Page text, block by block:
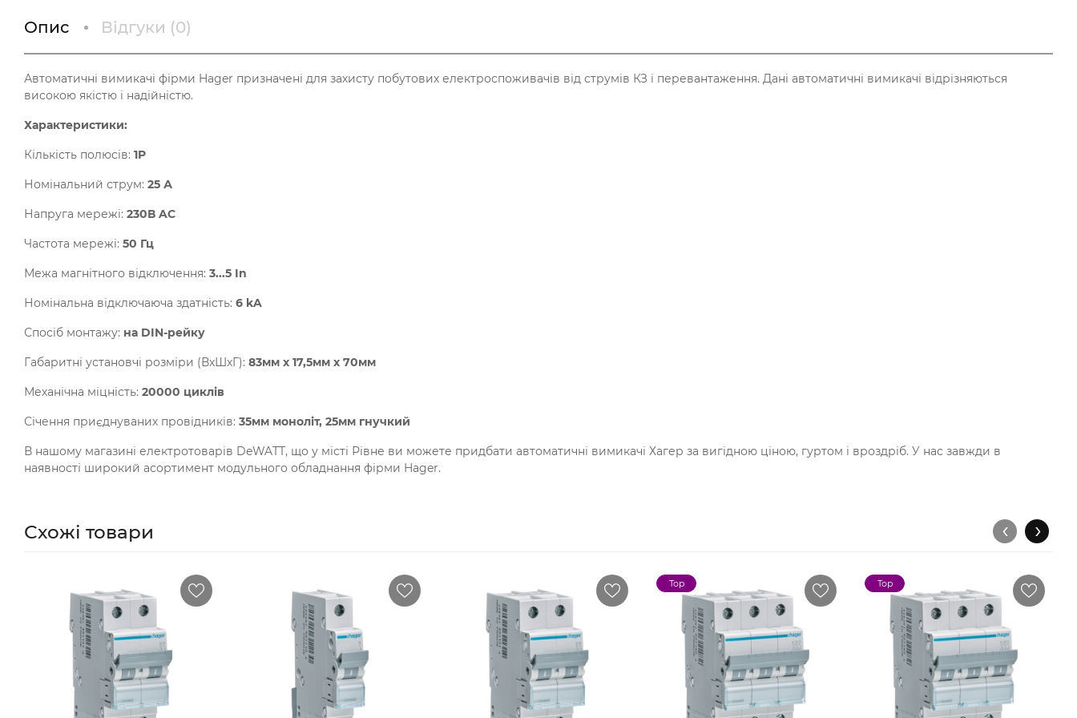
Опис Відгуки (0)
Автоматичні вимикачі фірми Hager призначені для захисту побутових електроспоживачів від струмів КЗ і перевантаження. Дані автоматичні вимикачі відрізняються
високою якістю і надійністю.
Характеристики:
Кількість полюсів: 1P
Номінальний струм: 25 А
Напруга мережі: 230В AC
Частота мережі: 50 Гц
Межа магнітного відключення: 3...5 In
Номінальна відключаюча здатність: 6 kA
Спосіб монтажу: на DIN-рейку
Габаритні установчі розміри (ВхШхГ): 83мм х 17,5мм х 70мм
Механічна міцність: 20000 циклів
Січення приєднуваних провідників: 35мм моноліт, 25мм гнучкий
В нашому магазині електротоварів DeWATT, що у місті Рівне ви можете придбати автоматичні вимикачі Хагер за вигідною ціною, гуртом і вроздріб. У нас завжди в
наявності широкий асортимент модульного обладнання фірми Hager.
Схожі товари
Top Top
‹ ›